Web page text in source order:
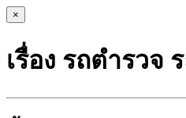
×
เรื่อง รถตำรวจ